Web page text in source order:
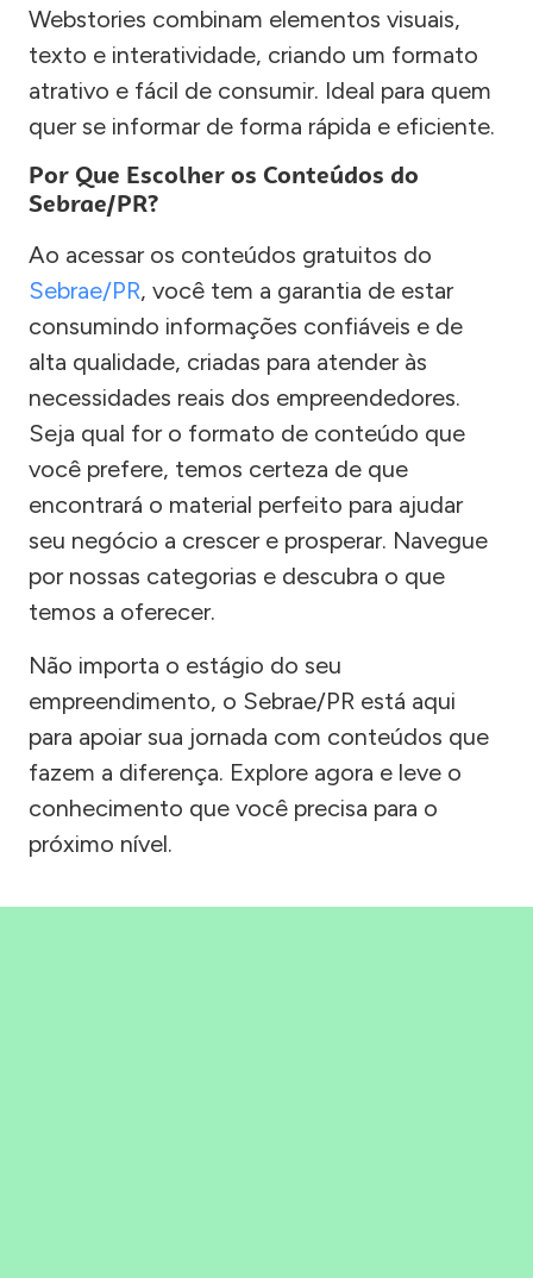
Webstories combinam elementos visuais,
texto e interatividade, criando um formato
atrativo e fácil de consumir. Ideal para quem
quer se informar de forma rápida e eficiente.
Por Que Escolher os Conteúdos do
Sebrae/PR?
Ao acessar os conteúdos gratuitos do
Sebrae/PR, você tem a garantia de estar
consumindo informações confiáveis e de
alta qualidade, criadas para atender às
necessidades reais dos empreendedores.
Seja qual for o formato de conteúdo que
você prefere, temos certeza de que
encontrará o material perfeito para ajudar
seu negócio a crescer e prosperar. Navegue
por nossas categorias e descubra o que
temos a oferecer.
Não importa o estágio do seu
empreendimento, o Sebrae/PR está aqui
para apoiar sua jornada com conteúdos que
fazem a diferença. Explore agora e leve o
conhecimento que você precisa para o
próximo nível.